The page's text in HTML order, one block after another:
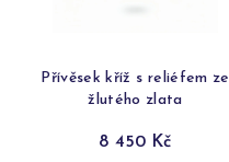
Přívěsek kříž s reliéfem ze
žlutého zlata
8 450 Kč